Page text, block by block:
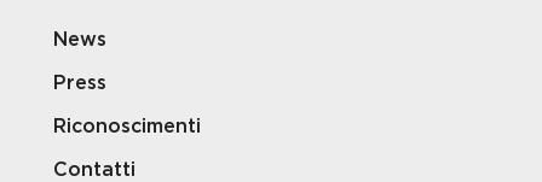
News
Press
Riconoscimenti
Contatti